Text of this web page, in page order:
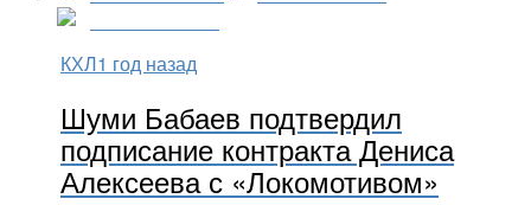
КХЛ1 год назад
Шуми Бабаев подтвердил
подписание контракта Дениса
Алексеева с «Локомотивом»